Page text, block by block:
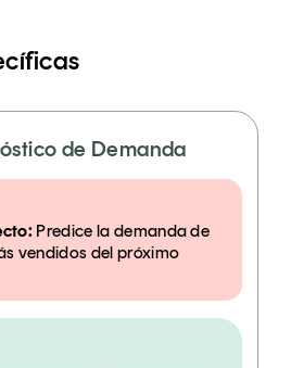
de Demanda
Predice la demanda de
vendidos del próximo